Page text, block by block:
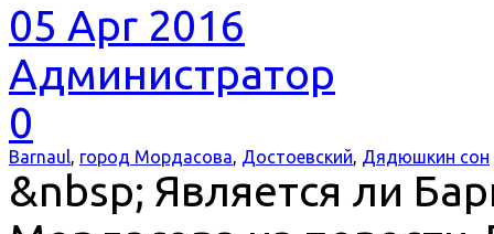
05 Apr 2016
Администратор
0
Barnaul, город Мордасова, Достоевский, Дядюшкин сон
&nbsp; Является ли